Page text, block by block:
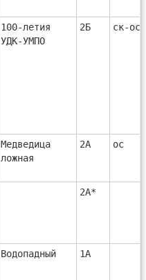
100-летия
УДК-УМПО
2Б ск-ос
Медведица
ложная
2А ос
2А*
Водопадный 1А